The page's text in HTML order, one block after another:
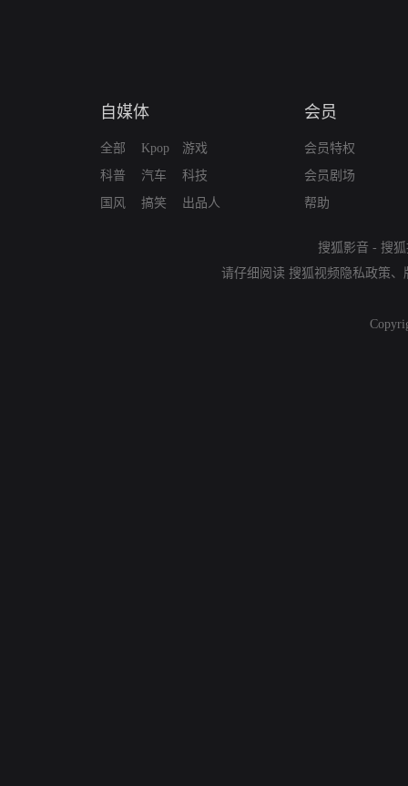
自媒体
全部
科普
国风
Kpop
汽车
搞笑
游戏
科技
出品人
会员
会员特权
会员剧场
帮助
搜狐影音 - 搜
请仔细阅读 搜狐视频隐私政策、